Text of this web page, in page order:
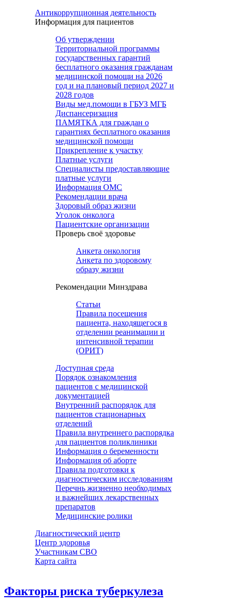
Антикоррупционная деятельность
Информация для пациентов
Об утверждении
Территориальной программы
государственных гарантий
бесплатного оказания гражданам
медицинской помощи на 2026
год и на плановый период 2027 и
2028 годов
Виды мед.помощи в ГБУЗ МГБ
Диспансеризация
ПАМЯТКА для граждан о
гарантиях бесплатного оказания
медицинской помощи
Прикрепление к участку
Платные услуги
Специалисты предоставляющие
платные услуги
Информация ОМС
Рекомендации врача
Здоровый образ жизни
Уголок онколога
Пациентские организации
Проверь своё здоровье
Анкета онкология
Анкета по здоровому
образу жизни
Рекомендации Минздрава
Статьи
Правила посещения
пациента, находящегося в
отделении реанимации и
интенсивной терапии
(ОРИТ)
Доступная среда
Порядок ознакомления
пациентов с медицинской
документацией
Внутренний распорядок для
пациентов стационарных
отделений
Правила внутреннего распорядка
для пациентов поликлиники
Информация о беременности
Информация об аборте
Правила подготовки к
диагностическим исследованиям
Перечнь жизненно необходимых
и важнейших лекарственных
препаратов
Медицинские ролики
Диагностический центр
Центр здоровья
Участникам СВО
Карта сайта
Факторы риска туберкулеза